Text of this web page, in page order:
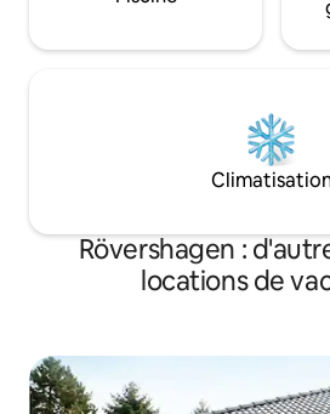
Rövershagen :
locations de